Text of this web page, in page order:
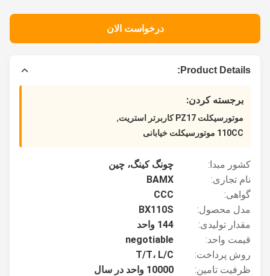
درخواست الان
Product Details:
برجسته کردن:
موتورسیکلت PZ17 کاربرتر استریت ,
110CC موتورسیکلت خیابانی
کشور مبدا:
چونگ کینگ، چین
نام تجاری:
BAMX
گواهی:
مدل محصول:
BX110S
مقدار تولیدی:
قیمت واحد:
negotiable
روش پرداخت:
T/T، L/C
ظرفیت تامین:
10000 واحد در سال